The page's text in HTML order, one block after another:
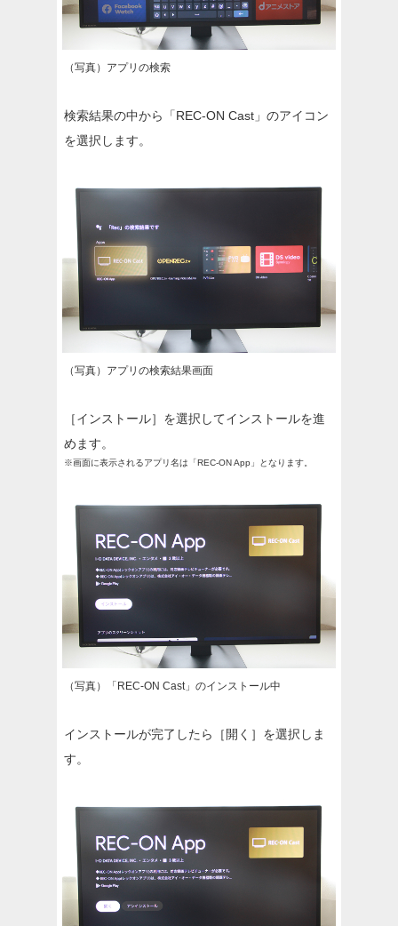
（写真）アプリの検索
検索結果の中から「REC-ON Cast」のアイコン
を選択します。
（写真）アプリの検索結果画面
［インストール］を選択してインストールを進
めます。
※画面に表示されるアプリ名は「REC-ON App」となります。
（写真）「REC-ON Cast」のインストール中
インストールが完了したら［開く］を選択しま
す。